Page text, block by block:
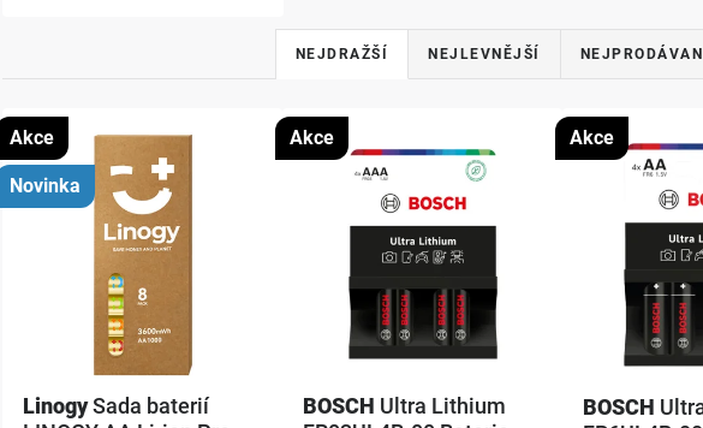
Ř
z
NEJDRAŽŠÍ NEJLEVNĚJŠÍ
V
ý
p
Linogy Sada baterií
Akce
Novinka
BOSCH Ultra Lithium
Akce
BOSCH
Akce